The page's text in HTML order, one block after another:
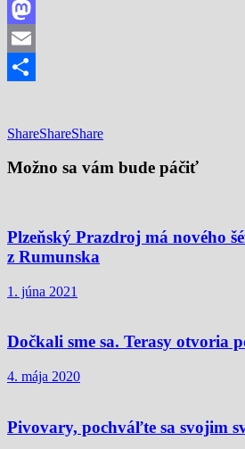
Facebook
Mastodon
Email
ShareShareShare
Možno sa vám bude páčiť
Plzeňský Prazdroj má nového
z Rumunska
1. júna 2021
Dočkali sme sa. Terasy otvoria
4. mája 2020
Pivovary, pochváľte sa svojim